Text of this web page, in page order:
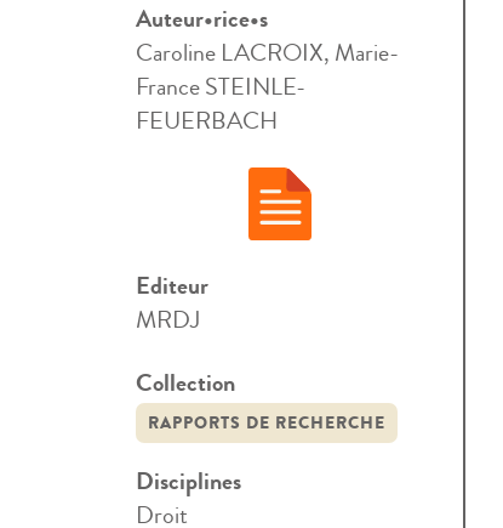
Auteur•rice•s
Caroline LACROIX, Marie-
France STEINLE-
FEUERBACH
Editeur
MRDJ
Collection
RAPPORTS DE RECHERCHE
Disciplines
Droit